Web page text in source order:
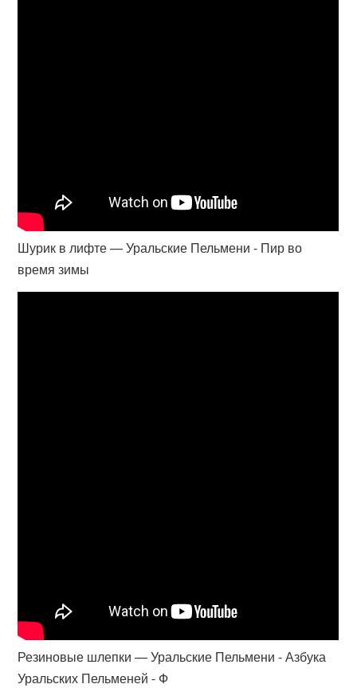
Шурик в лифте — Уральские Пельмени - Пир во
время зимы
Резиновые шлепки — Уральские Пельмени - Азбука
Уральских Пельменей - Ф